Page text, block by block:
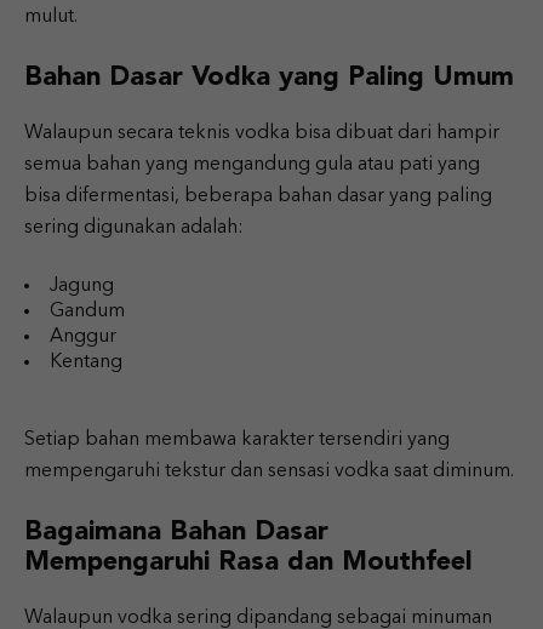
mulut.
Bahan Dasar Vodka yang Paling Umum
Walaupun secara teknis vodka bisa dibuat dari hampir
semua bahan yang mengandung gula atau pati yang
bisa difermentasi, beberapa bahan dasar yang paling
sering digunakan adalah:
Jagung
Gandum
Anggur
Kentang
Setiap bahan membawa karakter tersendiri yang
mempengaruhi tekstur dan sensasi vodka saat diminum.
Bagaimana Bahan Dasar
Mempengaruhi Rasa dan Mouthfeel
Walaupun vodka sering dipandang sebagai minuman